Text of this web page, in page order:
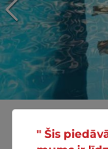
" Šis